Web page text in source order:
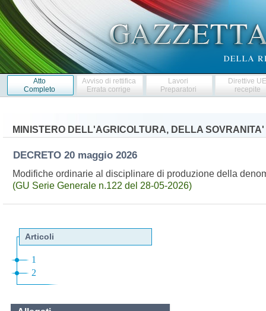
Atto
Completo
Avviso di rettifica
Errata corrige
Lavori
Preparatori
Direttive
recepite
MINISTERO DELL'AGRICOLTURA, DELLA
DECRETO 20 maggio 2026
Modifiche ordinarie al disciplinare di produzione della
(GU Serie Generale n.122 del 28-05-2026)